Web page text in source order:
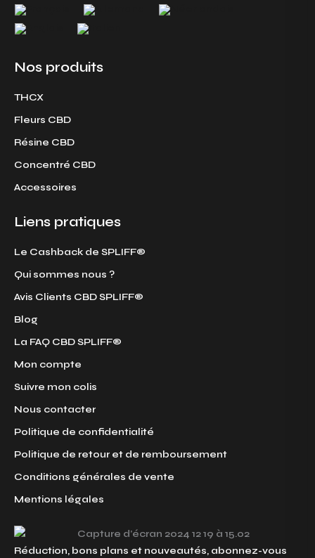
m
Nos produits
THCX
Fleurs CBD
Résine CBD
Concentré CBD
Accessoires
Liens pratiques
Le Cashback de SPLIFF®
Qui sommes nous ?
Avis Clients CBD SPLIFF®
Blog
La FAQ CBD SPLIFF®
Mon compte
Suivre mon colis
Nous contacter
Politique de confidentialité
Politique de retour et de remboursement
Conditions générales de vente
Mentions légales
Réduction, bons plans et nouveautés, abonnez-vous